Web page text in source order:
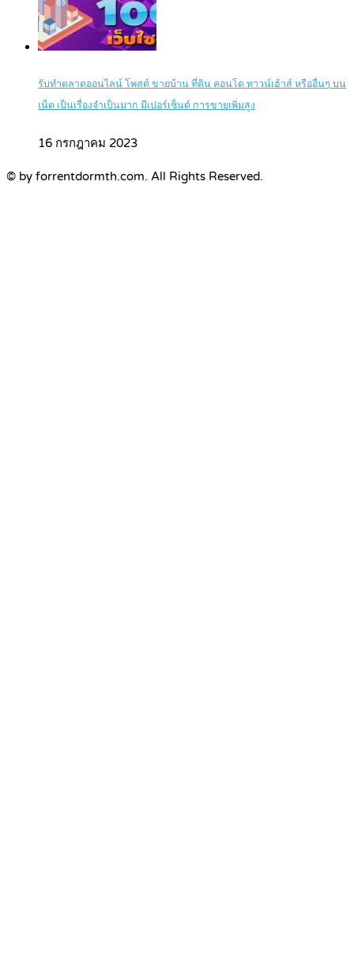
รับทำตลาดออนไลน์ โพสต์ ขายบ้าน ที่ดิน คอนโด ทาวน์เฮ้าส์ หรืออื่นๆ บน
เน็ต เป็นเรื่องจำเป็นมาก มีเปอร์เซ็นต์ การขายเพิ่มสูง
16 กรกฎาคม 2023
© by forrentdormth.com. All Rights Reserved.